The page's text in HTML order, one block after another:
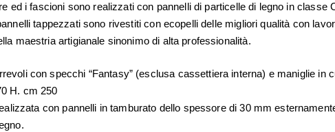
ed i fascioni sono realizzati con pannelli di particelle di legno in
tappezzati sono rivestiti con ecopelli delle migliori qualità con
maestria artigianale sinonimo di alta professionalità.
con specchi “Fantasy” (esclusa cassettiera interna) e maniglie in
H. cm 250
con pannelli in tamburato dello spessore di 30 mm